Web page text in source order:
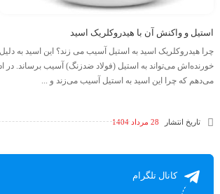
استیل و واکنش آن با هیدروکلریک اسید
چرا هیدروکلریک اسید به استیل آسیب می زند؟ این اسید به
خورنده‌اش می‌تواند به استیل (فولاد ضدزنگ) آسیب برساند. در
می‌دهم که چرا این اسید به استیل آسیب می‌زند و ...
تاریخ انتشار 28 مرداد 1404
کانال تلگرام